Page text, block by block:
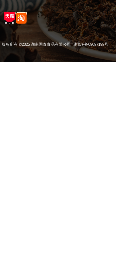
版权所有 ©2025 湖南国泰食品有限公司浙ICP备09087198号